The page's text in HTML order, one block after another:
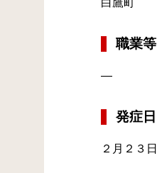
白鷹町
職業等
―
発症日
２月２３日